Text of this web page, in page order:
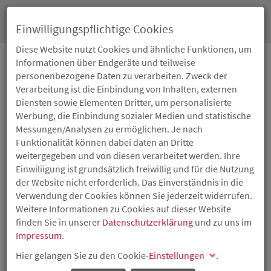
17.08.2023
ISB BETEILIGT SICH AN
DER MENTALPORT
GMBH AUS
KAISERSLAUTERN
App-Plattform für mentale Unterstützung im Alltag
Die Investitions- und Strukturbank Rheinland-Pfalz (ISB)
beteiligt sich über die Wagnisfinanzierungsgesellschaft
für Technologieförderung in Rheinland-Pfalz mbH (WFT)
Einwilligungspflichtige Cookies
Diese Website nutzt Cookies und ähnliche Funktionen, um
Informationen über Endgeräte und teilweise
personenbezogene Daten zu verarbeiten. Zweck der
Verarbeitung ist die Einbindung von Inhalten, externen
Diensten sowie Elementen Dritter, um personalisierte
Werbung, die Einbindung sozialer Medien und statistische
Messungen/Analysen zu ermöglichen. Je nach
Funktionalität können dabei daten an Dritte
weitergegeben und von diesen verarbeitet werden. Ihre
Einwiliigung ist grundsätzlich freiwillig und für die Nutzung
der Website nicht erforderlich. Das Einverständnis in die
Verwendung der Cookies können Sie jederzeit widerrufen.
Weitere Informationen zu Cookies auf dieser Website
finden Sie in unserer Datenschutzerklärung und zu uns im
Impressum.
Hier gelangen Sie zu den Cookie-Einstellungen
.